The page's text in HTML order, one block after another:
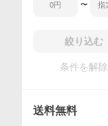
〜
絞り込む
条件を解除
送料無料